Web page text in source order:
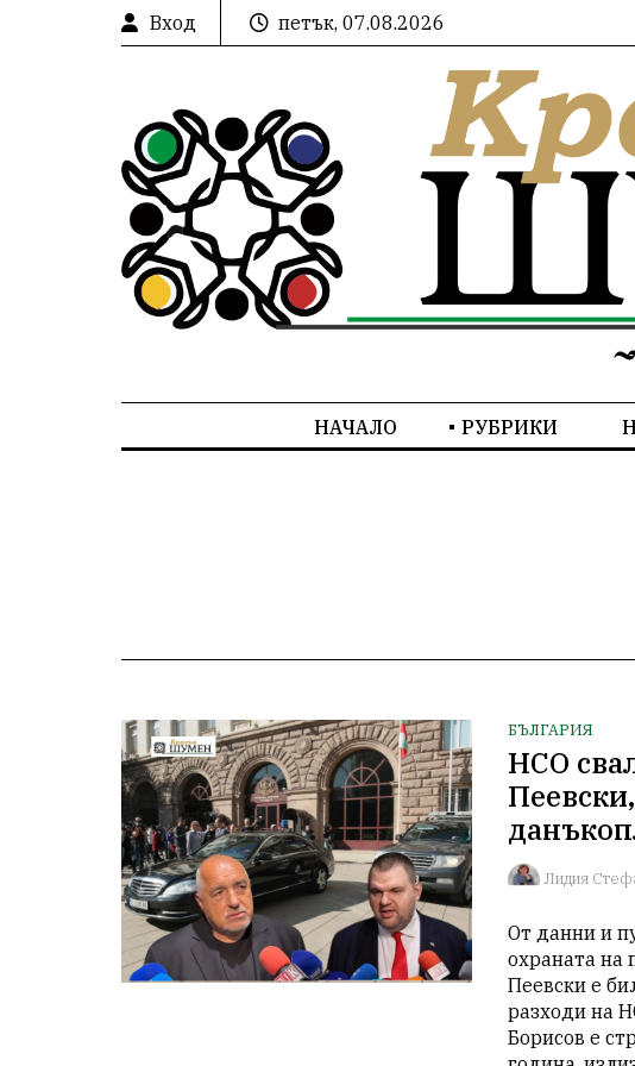
Вход петък, 07.08.2026
НАЧАЛО РУБРИКИ
БЪЛГАРИЯ
НСО
Лидия
От данни и
охраната на
Пеевски е
разходи на
Борисов е